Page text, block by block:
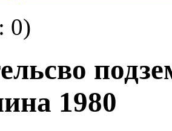
0)
1980